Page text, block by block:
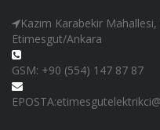
Kazım Karabekir
Etimesgut/Ankara
GSM: +90 (554) 147 87 87